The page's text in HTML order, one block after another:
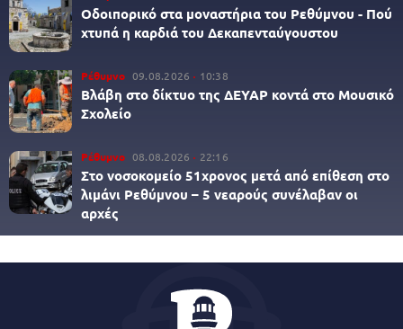
Οδοιπορικό στα μοναστήρια του Ρεθύμνου - Πού
χτυπά η καρδιά του Δεκαπενταύγουστου
Ρέθυμνο 09.08.2026 10:38
Βλάβη στο δίκτυο της ΔΕΥΑΡ κοντά στο Μουσικό
Σχολείο
Ρέθυμνο 08.08.2026 22:16
Στο νοσοκομείο 51χρονος μετά από επίθεση στο
λιμάνι Ρεθύμνου – 5 νεαρούς συνέλαβαν οι
αρχές